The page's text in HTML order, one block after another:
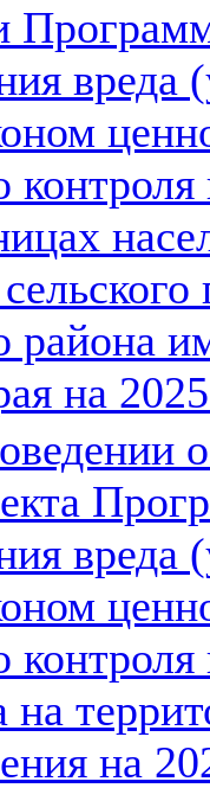
вреда
района
на
вреда
контроля
на
на